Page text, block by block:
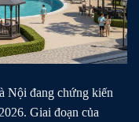
Nội đang chứng kiến
Giai đoạn của